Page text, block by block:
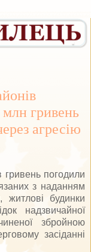
гривень
агресію
гривень погодили
з наданням
житлові будинки
надзвичайної
збройною
засіданні